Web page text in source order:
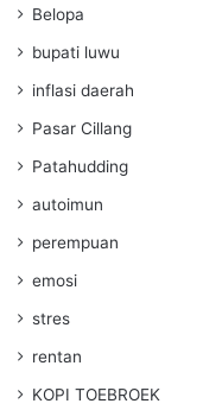
Belopa
bupati luwu
inflasi daerah
Pasar Cillang
Patahudding
autoimun
perempuan
emosi
stres
rentan
KOPI TOEBROEK